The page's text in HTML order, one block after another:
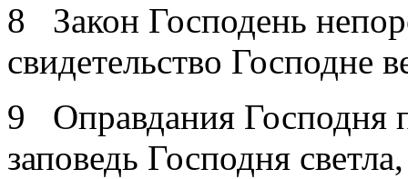
8 Закон Господень
свидетельство
9 Оправдания Господня
заповедь Господня